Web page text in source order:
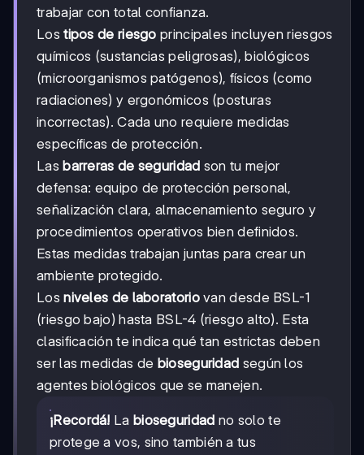
trabajar con total confianza.
Lostipos de riesgo principales incluyen riesgos
químicos (sustancias peligrosas), biológicos
(microorganismos patógenos), físicos (como
radiaciones) y ergonómicos (posturas
incorrectas). Cada uno requiere medidas
específicas de protección.
Las barreras de seguridad son tu mejor
defensa: equipo de protección personal,
señalización clara, almacenamiento seguro y
procedimientos operativos bien definidos.
Estas medidas trabajan juntas para crear un
ambiente protegido.
Losniveles de laboratoriovan desde BSL-1
(riesgo bajo) hasta BSL-4 (riesgo alto). Esta
clasificación te indica qué tan estrictas deben
ser las medidas de bioseguridad según los
agentes biológicos que se manejen.
¡Recordá! La bioseguridad no solo te
protege a vos, sino también a tus